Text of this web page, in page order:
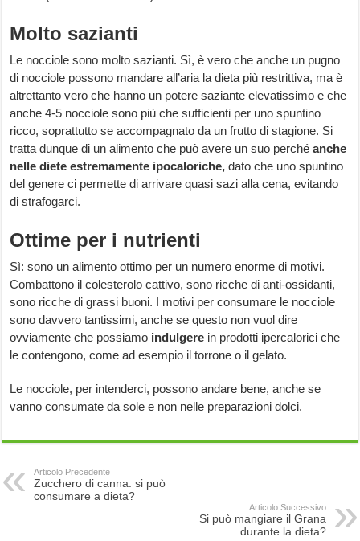
Molto sazianti
Le nocciole sono molto sazianti. Sì, è vero che anche un pugno
di nocciole possono mandare all’aria la dieta più restrittiva, ma è
altrettanto vero che hanno un potere saziante elevatissimo e che
anche 4-5 nocciole sono più che sufficienti per uno spuntino
ricco, soprattutto se accompagnato da un frutto di stagione. Si
tratta dunque di un alimento che può avere un suo perchéanche
nelle diete estremamente ipocaloriche,dato che uno spuntino
del genere ci permette di arrivare quasi sazi alla cena, evitando
di strafogarci.
Ottime per i nutrienti
Sì: sono un alimento ottimo per un numero enorme di motivi.
Combattono il colesterolo cattivo, sono ricche di anti-ossidanti,
sono ricche di grassi buoni. I motivi per consumare le nocciole
sono davvero tantissimi, anche se questo non vuol dire
ovviamente che possiamo indulgere in prodotti ipercalorici che
le contengono, come ad esempio il torrone o il gelato.
Le nocciole, per intenderci, possono andare bene, anche se
vanno consumate da sole e non nelle preparazioni dolci.
Articolo Precedente
Zucchero di canna: si può
consumare a dieta?
Articolo Successivo
Si può mangiare il Grana
durante la dieta?